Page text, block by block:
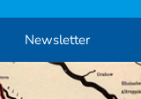
Newsletter